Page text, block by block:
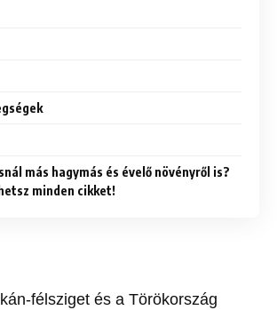
más hagymás és évelő növényről is?
minden cikket!
félsziget és a Törökország